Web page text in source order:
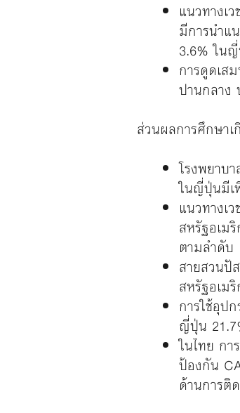
แนวทางเ
มีการนำแ
3.6% ใน
การดูดเส
ปานกลาง
ส่วนผลการศึกษา
โรงพยาบ
ในญี่ปุ่นมีเ
แนวทางเ
สหรัฐอเม
ตามลำดับ
สายสวนปั
สหรัฐอเม
การใช้อุป
ญี่ปุ่น
ในไทย ก
ป้องกัน
ด้านการติ